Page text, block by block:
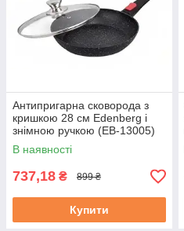
Антипригарна сковорода з
кришкою 28 см Edenberg і
знімною ручкою (EB-13005)
В наявності
737,18 ₴ 899 ₴
Купити